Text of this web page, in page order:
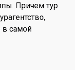
Причем тур
в самой